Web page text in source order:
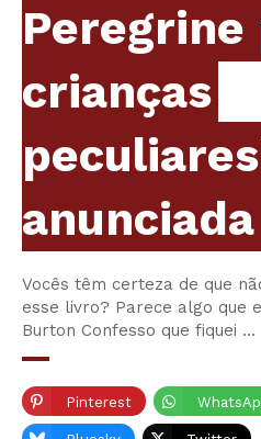
Peregrine
crianças
Vocês têm certeza de que
esse livro? Parece algo que
Burton Confesso que fiquei …
Pinterest